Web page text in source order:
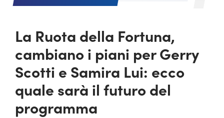
La Ruota della Fortuna,
cambiano i piani per Gerry
Scotti e Samira Lui: ecco
quale sarà il futuro del
programma